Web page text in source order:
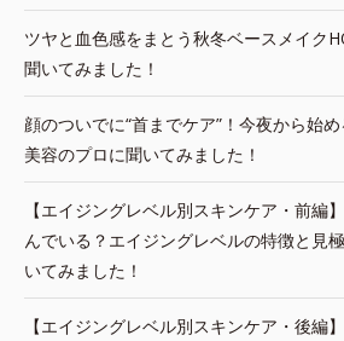
ツヤと血色感をまとう秋冬ベースメイク
聞いてみました！
顔のついでに“首までケア”！今夜から始
美容のプロに聞いてみました！
【エイジングレベル別スキンケア・前編
んでいる？エイジングレベルの特徴と見
いてみました！
【エイジングレベル別スキンケア・後編